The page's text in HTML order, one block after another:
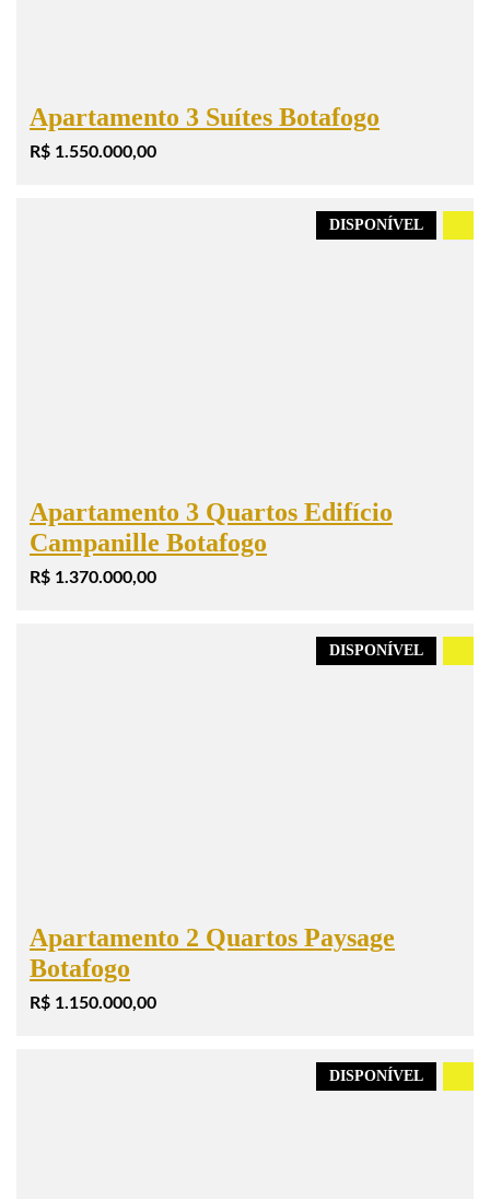
Apartamento 3 Suítes Botafogo
R$ 1.550.000,00
DISPONÍVEL
Apartamento 3 Quartos Edifício
Campanille Botafogo
R$ 1.370.000,00
DISPONÍVEL
Apartamento 2 Quartos Paysage
Botafogo
R$ 1.150.000,00
DISPONÍVEL